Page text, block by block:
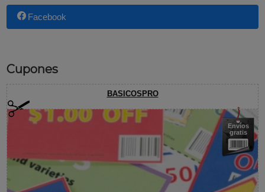
Facebook
Cupones
BASICOSPRO
Envíos
gratis